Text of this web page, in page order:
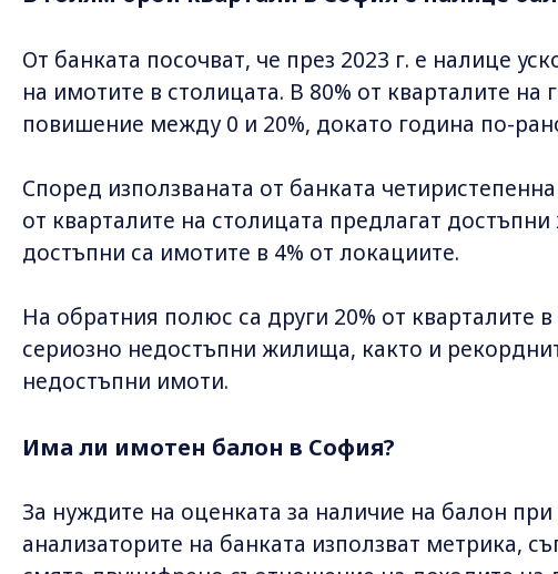
От банката посочват, че през 2023 г. е налице
на имотите в столицата. В 80% от кварталите на
повишение между 0 и 20%, докато година по-
Според използваната от банката
от кварталите на столицата предлагат
достъпни са имотите в 4% от локациите.
На обратния полюс са други 20% от кварталите
сериозно недостъпни жилища, както и
недостъпни имоти.
Има ли имотен балон в София?
За нуждите на оценката за наличие на балон
анализаторите на банката използват метрика,